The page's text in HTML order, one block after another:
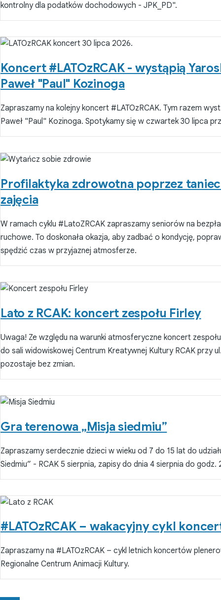
kontrolny dla podatków dochodowych - JPK_PD".
Koncert #LATOzRCAK - wystąpią
Paweł "Paul" Kozinoga
Zapraszamy na kolejny koncert #LATOzRCAK. Tym razem
Paweł "Paul" Kozinoga. Spotykamy się w czwartek 30 lipca
Profilaktyka zdrowotna poprzez
zajęcia
W ramach cyklu #LatoZRCAK zapraszamy seniorów na
ruchowe. To doskonała okazja, aby zadbać o kondycję,
spędzić czas w przyjaznej atmosferze.
Lato z RCAK: koncert zespołu Firley
Uwaga! Ze względu na warunki atmosferyczne koncert
do sali widowiskowej Centrum Kreatywnej Kultury RCAK przy
pozostaje bez zmian.
Gra terenowa „Misja siedmiu”
Zapraszamy serdecznie dzieci w wieku od 7 do 15 lat do
Siedmiu” - RCAK 5 sierpnia, zapisy do dnia 4 sierpnia do godz.
#LATOzRCAK – wakacyjny cykl
Zapraszamy na #LATOzRCAK – cykl letnich koncertów
Regionalne Centrum Animacji Kultury.